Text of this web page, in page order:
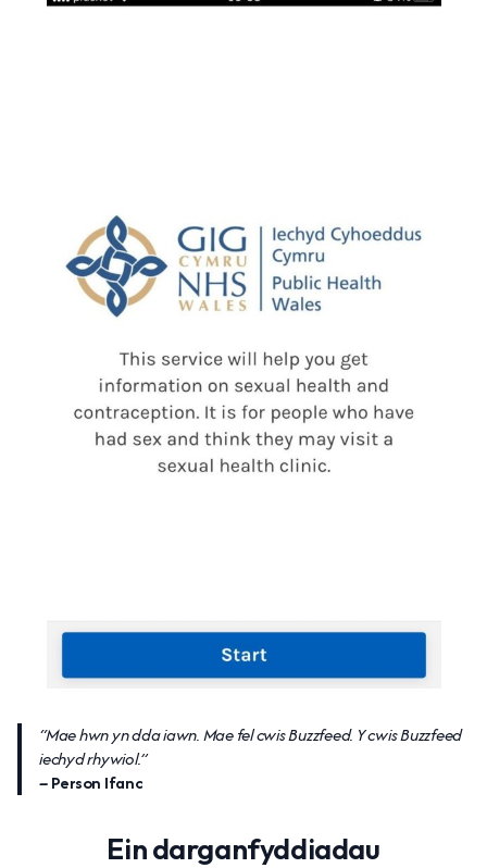
“Mae hwn yn dda iawn. Mae fel cwis Buzzfeed. Y cwis Buzzfeed
iechyd rhywiol.”
–Person Ifanc
Ein darganfyddiadau